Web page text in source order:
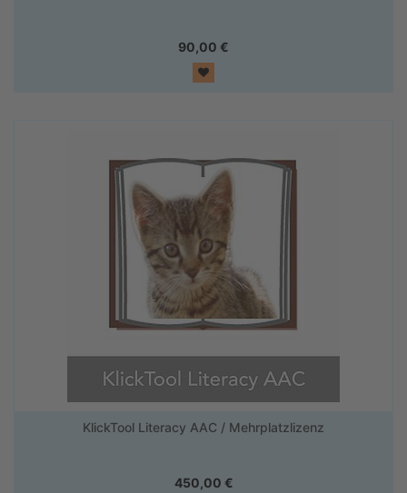
90,00 €
KlickTool Literacy AAC / Mehrplatzlizenz
450,00 €